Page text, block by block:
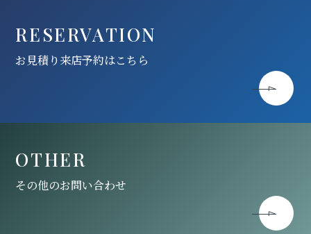
RESERVATION
お見積り来店予約はこちら
OTHER
その他のお問い合わせ